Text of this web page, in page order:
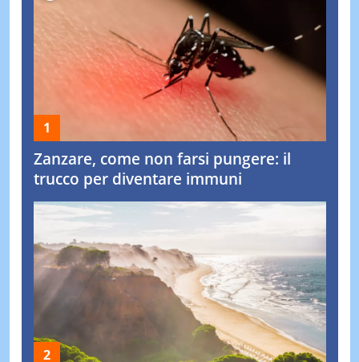
Zanzare, come non farsi pungere: il
trucco per diventare immuni